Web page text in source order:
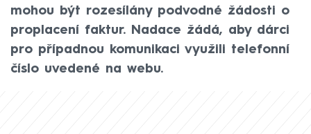
mohou být rozesílány podvodné žádosti o
proplacení faktur. Nadace žádá, aby dárci
pro případnou komunikaci využili telefonní
číslo uvedené na webu.